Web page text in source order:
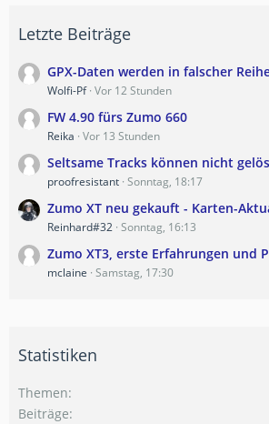
Letzte Beiträge
GPX-Daten werden in falscher
Wolfi-Pf Vor 12 Stunden
FW 4.90 fürs Zumo 660
Reika Vor 13 Stunden
Seltsame Tracks können nicht
proofresistant Sonntag, 18:17
Zumo XT neu gekauft - Karten-
Reinhard#32 Sonntag, 16:13
Zumo XT3, erste Erfahrungen und
mclaine Samstag, 17:30
Statistiken
Themen
Beiträge